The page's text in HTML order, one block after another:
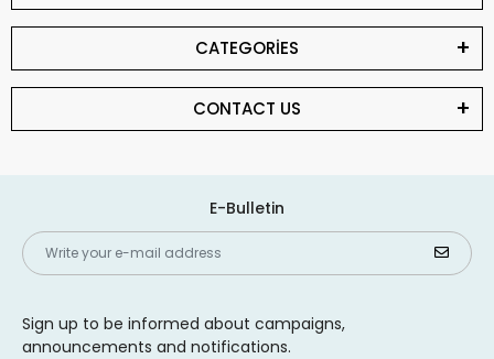
CATEGORİES
CONTACT US
E-Bulletin
Sign up to be informed about campaigns,
announcements and notifications.